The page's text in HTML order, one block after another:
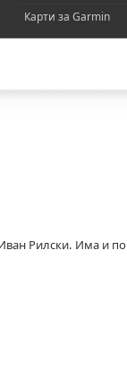
Карти за Garmin
Рилски. Има и